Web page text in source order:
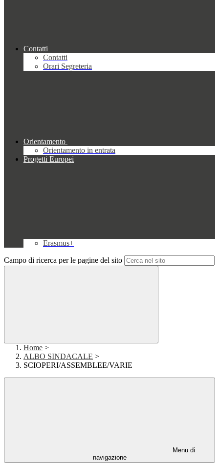
Contatti
Contatti
Orari Segreteria
Orientamento
Orientamento in entrata
Progetti Europei
Erasmus+
Campo di ricerca per le pagine del sito
Home >
ALBO SINDACALE >
SCIOPERI/ASSEMBLEE/VARIE
Menu di
navigazione